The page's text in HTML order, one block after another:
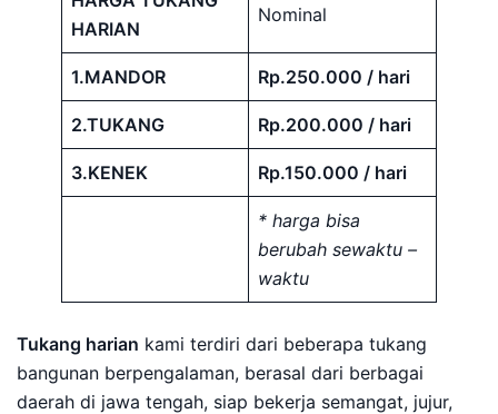
HARIAN
Nominal
1.MANDOR Rp.250.000 / hari
2.TUKANG Rp.200.000 / hari
3.KENEK Rp.150.000 / hari
* harga bisa
berubah sewaktu –
waktu
Tukang harian kami terdiri dari beberapa tukang
bangunan berpengalaman, berasal dari berbagai
daerah di jawa tengah, siap bekerja semangat, jujur,